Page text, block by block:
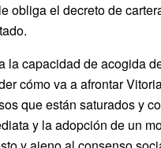
obliga el decreto de
capacidad de acogida
cómo va a afrontar
que están saturados y
y la adopción de un